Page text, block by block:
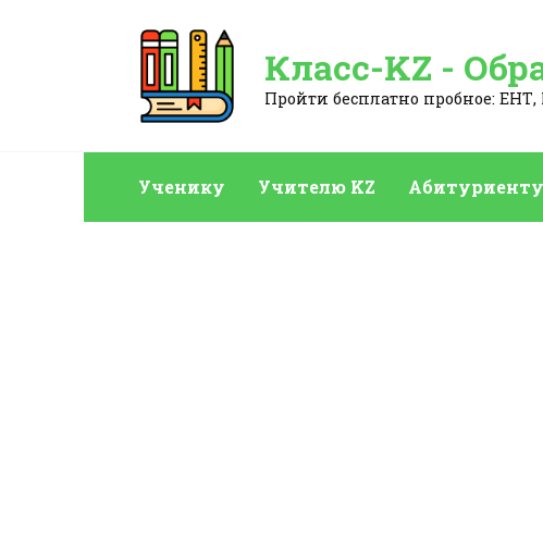
Класс-KZ -
Пройти бесплатно пробное:
Ученику Учителю KZ Абитуриенту